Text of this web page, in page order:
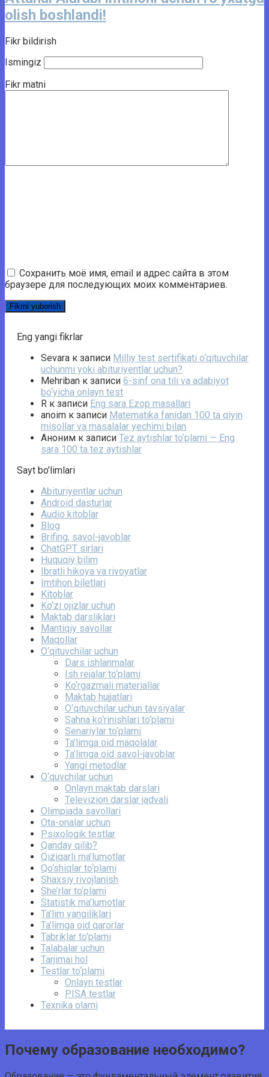
olish boshlandi!
Fikr bildirish
Ismingiz
Fikr matni
Сохранить моё имя, email и адрес сайта в этом
браузере для последующих моих комментариев.
Eng yangi fikrlar
Sevara к записи Milliy test sertifikati o‘qituvchilar
uchunmi yoki abituriyentlar uchun?
Mehriban к записи 6-sinf ona tili va adabiyot
bo‘yicha onlayn test
R к записи Eng sara Ezop masallari
anoim к записи Matematika fanidan 100 ta qiyin
misollar va masalalar yechimi bilan
Аноним к записи Tez aytishlar to‘plami — Eng
sara 100 ta tez aytishlar
Sayt bo’limlari
Abituriyentlar uchun
Android dasturlar
Audio kitoblar
Blog
Brifing, savol-javoblar
ChatGPT sirlari
Huquqiy bilim
Ibratli hikoya va rivoyatlar
Imtihon biletlari
Kitoblar
Ko‘zi ojizlar uchun
Maktab darsliklari
Mantiqiy savollar
Maqollar
O‘qituvchilar uchun
Dars ishlanmalar
Ish rejalar to‘plami
Ko‘rgazmali materiallar
Maktab hujjatlari
O‘qituvchilar uchun tavsiyalar
Sahna ko‘rinishlari to‘plami
Senariylar to‘plami
Ta’limga oid maqolalar
Ta’limga oid savol-javoblar
Yangi metodlar
O‘quvchilar uchun
Onlayn maktab darslari
Televizion darslar jadvali
Olimpiada savollari
Ota-onalar uchun
Psixologik testlar
Qanday qilib?
Qiziqarli ma’lumotlar
Qo‘shiqlar to‘plami
Shaxsiy rivojlanish
She’rlar to‘plami
Statistik ma’lumotlar
Ta’lim yangiliklari
Ta’limga oid qarorlar
Tabriklar to'plami
Talabalar uchun
Tarjimai hol
Testlar to‘plami
Onlayn testlar
PISA testlar
Texnika olami
Почему образование необходимо?